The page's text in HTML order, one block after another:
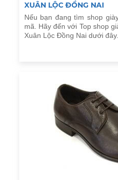
XUÂN LỘC ĐỒNG NAI
Nếu bạn đang tìm shop
mã. Hãy đến với Top shop
Xuân Lộc Đồng Nai dưới đây.